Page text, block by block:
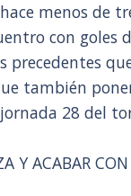
menos de
con goles
precedentes
también
28 del
Y ACABAR